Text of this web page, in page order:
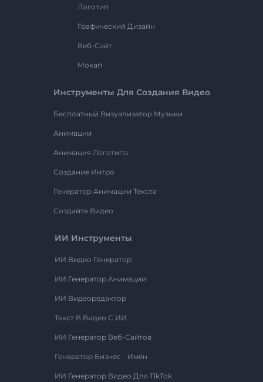
Логотип
Графический Дизайн
Веб-Сайт
Мокап
Инструменты Для Создания Видео
Бесплатный Визуализатор Музыки
Анимации
Анимация Логотипа
Создание Интро
Генератор Анимации Текста
Создайте Видео
ИИ Инструменты
ИИ Видео Генератор
ИИ Генератор Анимации
ИИ Видеоредактор
Текст В Видео С ИИ
ИИ Генератор Веб-Сайтов
Генератор Бизнес - Имён
ИИ Генератор Видео Для TikTok